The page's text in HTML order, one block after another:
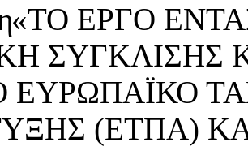
«ΤΟ ΕΡΓΟ
ΣΥΓΚΛΙΣΗΣ
ΕΥΡΩΠΑΪΚΟ
(ΕΤΠΑ)